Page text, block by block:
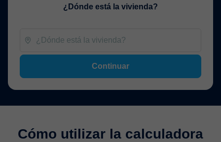
¿Dónde está la vivienda?
Continuar
Cómo utilizar la calculadora